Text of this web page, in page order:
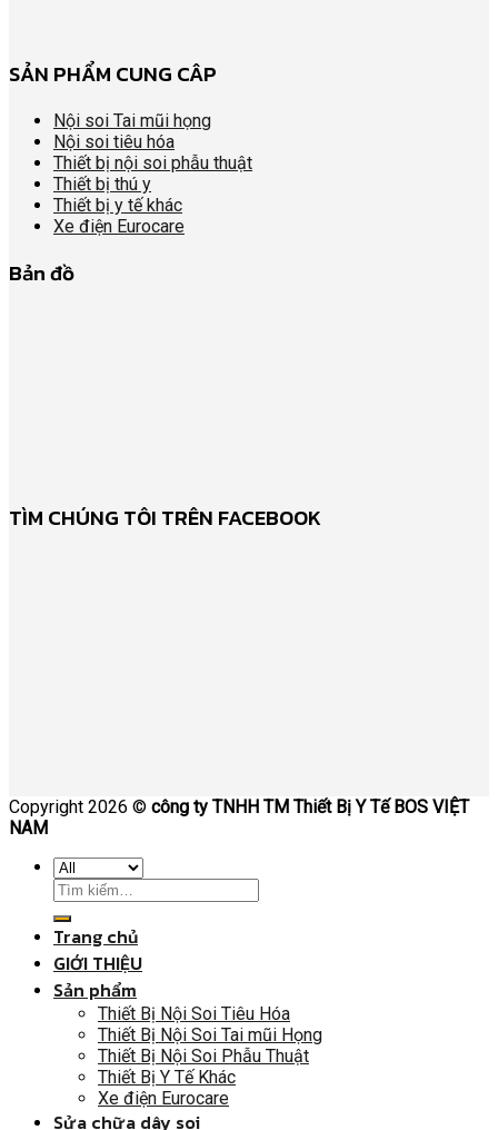
SẢN PHẨM CUNG CÂP
Nội soi Tai mũi họng
Nội soi tiêu hóa
Thiết bị nội soi phẫu thuật
Thiết bị thú y
Thiết bị y tế khác
Xe điện Eurocare
Bản đồ
TÌM CHÚNG TÔI TRÊN FACEBOOK
Copyright 2026 © công ty TNHH TM Thiết Bị Y Tế BOS VIỆT
NAM
Trang chủ
GIỚI THIỆU
Sản phẩm
Thiết Bị Nội Soi Tiêu Hóa
Thiết Bị Nội Soi Tai mũi Họng
Thiết Bị Nội Soi Phẫu Thuật
Thiết Bị Y Tế Khác
Xe điện Eurocare
Sửa chữa dây soi